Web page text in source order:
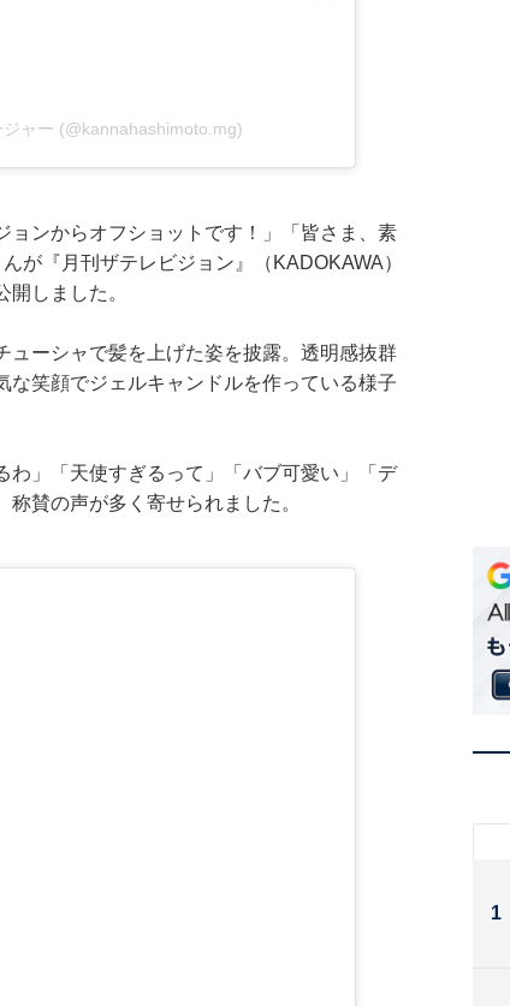
ャー (@kannahashimoto.mg)
ンからオフショットです！」「皆さま、素
が『月刊ザテレビジョン』（KADOKAWA）
しました。
ーシャで髪を上げた姿を披露。透明感抜群
笑顔でジェルキャンドルを作っている様子
」「天使すぎるって」「バブ可愛い」「デ
賛の声が多く寄せられました。
1